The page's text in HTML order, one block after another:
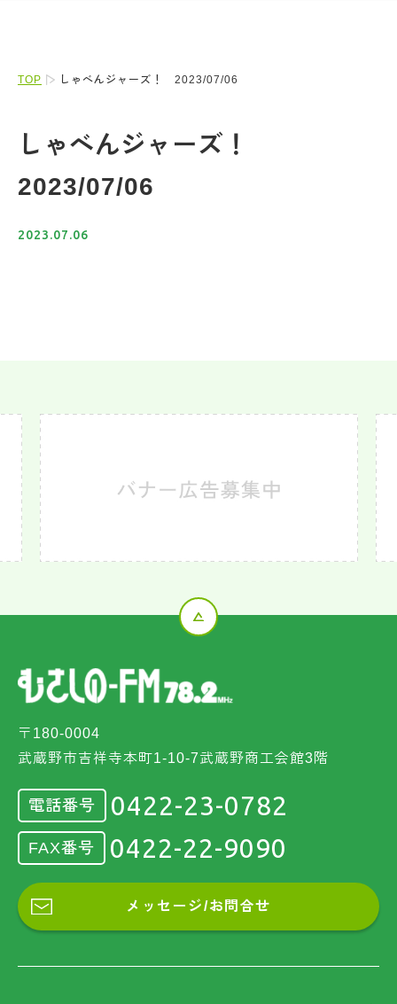
TOP しゃべんジャーズ！ 2023/07/06
しゃべんジャーズ！
2023/07/06
2023.07.06
〒180-0004
武蔵野市吉祥寺本町1-10-7武蔵野商工会館3階
電話番号 0422-23-0782
FAX番号 0422-22-9090
メッセージ/お問合せ